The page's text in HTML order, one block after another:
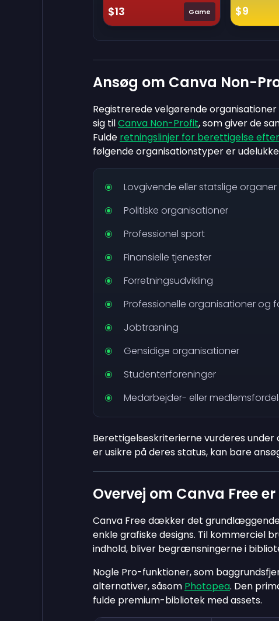
$13 Game $9
Ansøg om Canva Non-
Registrerede velgørende
sig tilCanva Non-Profit, som giver de
Fulde retningslinjer for berettigelse
følgende organisationstyper er
Lovgivende eller statslige organer
Politiske organisationer
Professionel sport
Finansielle tjenester
Forretningsudvikling
Professionelle organisationer og
Jobtræning
Gensidige organisationer
Studenterforeninger
Medarbejder- eller
Berettigelseskriterierne vurderes under
er usikre på deres status, kan bare
Overvej om Canva Free
Canva Free dækker det
enkle grafiske designs. Til kommerciel
indhold, bliver begrænsningerne i
Nogle Pro-funktioner, som
alternativer, såsom Photopea. Den
fulde premium-bibliotek med assets.